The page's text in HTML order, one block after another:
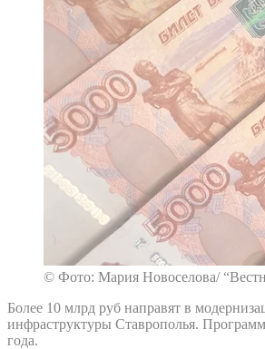
© Фото: Мария Новоселова/
Более 10 млрд руб направят в
инфраструктуры Ставрополья.
года.